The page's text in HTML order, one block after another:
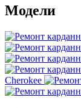
Модели
Cherokee